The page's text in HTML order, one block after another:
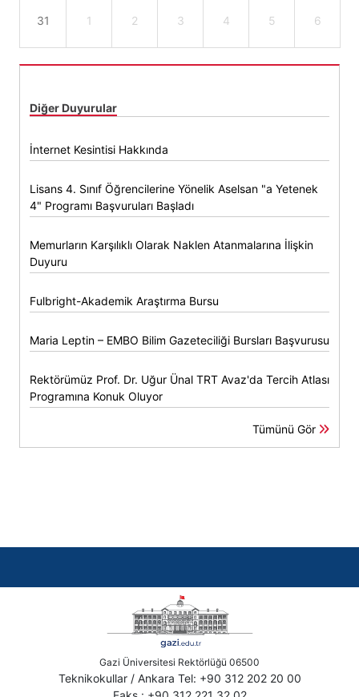
31 1 2 3 4 5 6
Diğer Duyurular
İnternet Kesintisi Hakkında
Lisans 4. Sınıf Öğrencilerine Yönelik Aselsan "a Yetenek
4" Programı Başvuruları Başladı
Memurların Karşılıklı Olarak Naklen Atanmalarına İlişkin
Duyuru
Fulbright-Akademik Araştırma Bursu
Maria Leptin – EMBO Bilim Gazeteciliği Bursları Başvurusu
Rektörümüz Prof. Dr. Uğur Ünal TRT Avaz'da Tercih Atlası
Programına Konuk Oluyor
Tümünü Gör
Gazi Üniversitesi Rektörlüğü 06500
Teknikokullar / Ankara Tel: +90 312 202 20 00